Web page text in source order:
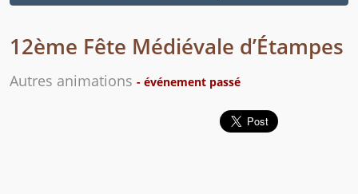
12ème Fête Médiévale d’Étampes
Autres animations - événement passé